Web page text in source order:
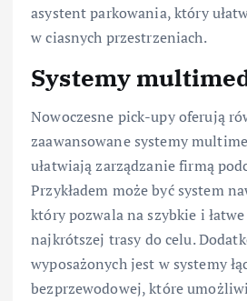
asystent parkowania, który
w ciasnych przestrzeniach.
Systemy
Nowoczesne pick-upy oferują
zaawansowane systemy
ułatwiają zarządzanie firmą
Przykładem może być system
który pozwala na szybkie i
najkrótszej trasy do celu.
wyposażonych jest w systemy
bezprzewodowej, które